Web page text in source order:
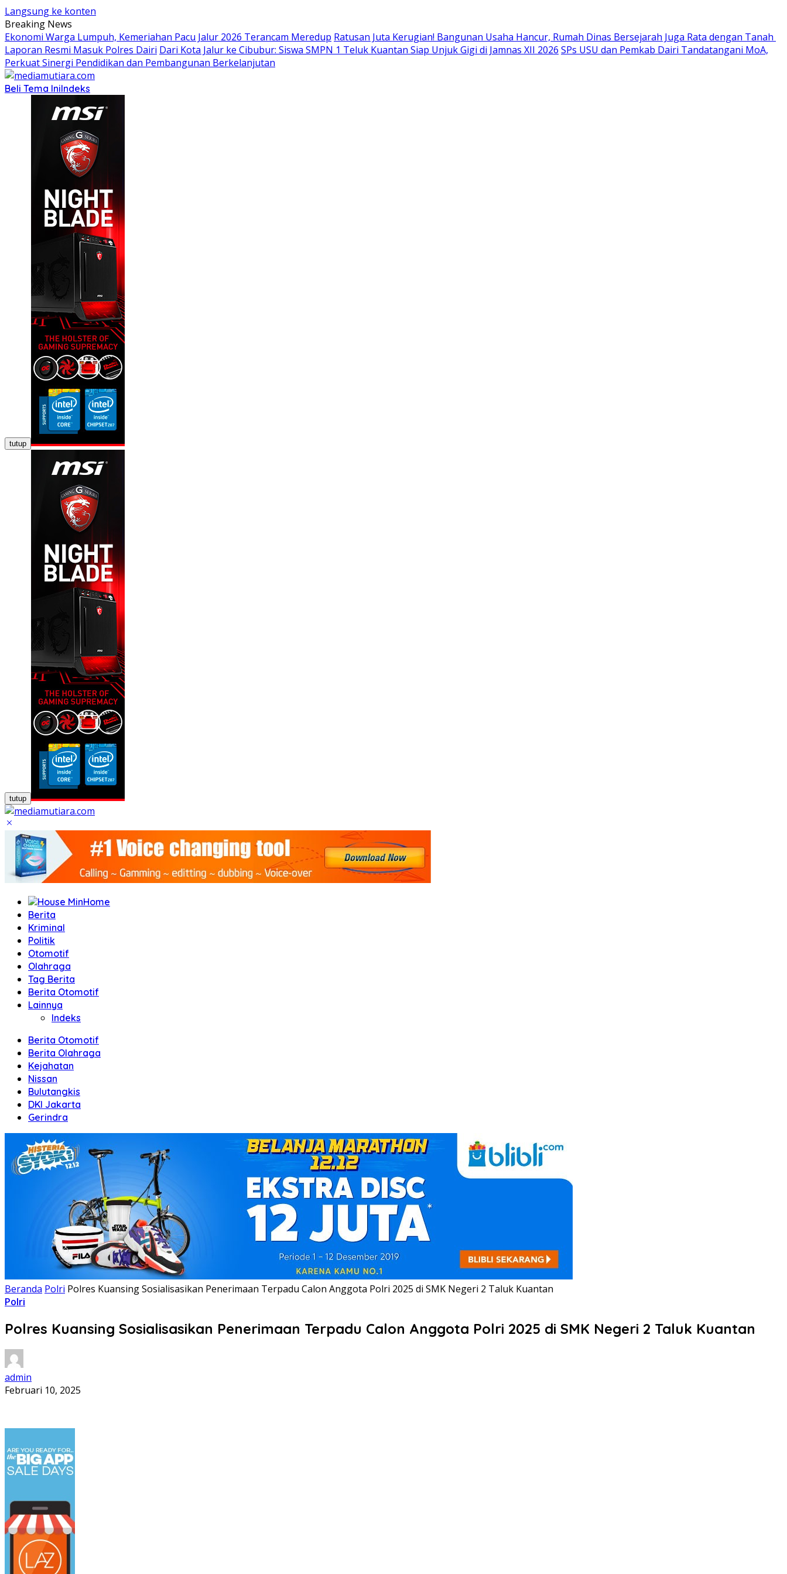
Langsung ke konten
Breaking News
Ekonomi Warga Lumpuh, Kemeriahan Pacu Jalur 2026 Terancam Meredup Ratusan Juta Kerugian! Bangunan Usaha Hancur, Rumah Dinas Bersejarah Juga Rata dengan Tanah
Laporan Resmi Masuk Polres Dairi Dari Kota Jalur ke Cibubur: Siswa SMPN 1 Teluk Kuantan Siap Unjuk Gigi di Jamnas XII 2026 SPs USU dan Pemkab Dairi Tandatangani MoA,
Perkuat Sinergi Pendidikan dan Pembangunan Berkelanjutan
Beli Tema IniIndeks
tutup
tutup
Home
Berita
Kriminal
Politik
Otomotif
Olahraga
Tag Berita
Berita Otomotif
Lainnya
Indeks
Berita Otomotif
Berita Olahraga
Kejahatan
Nissan
Bulutangkis
DKI Jakarta
Gerindra
Beranda Polri Polres Kuansing Sosialisasikan Penerimaan Terpadu Calon Anggota Polri 2025 di SMK Negeri 2 Taluk Kuantan
Polri
Polres Kuansing Sosialisasikan Penerimaan Terpadu Calon Anggota Polri 2025 di SMK Negeri 2 Taluk Kuantan
admin
Februari 10, 2025